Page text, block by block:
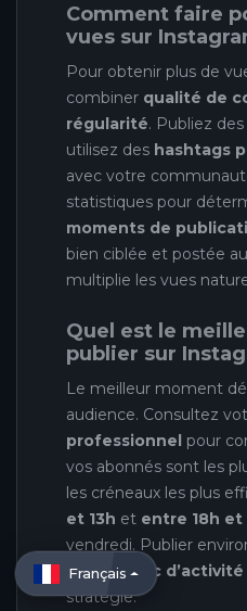
Comment faire
vues sur
Pour obtenir plus de
combiner qualité de
régularité. Publiez des
utilisez des hashtags
avec votre
statistiques pour
moments de
bien ciblée et postée
multiplie les vues
Quel est le
publier sur
Le meilleur moment
audience. Consultez
professionnel pour
vos abonnés sont les
les créneaux les plus
et 13h et entre 18h et
vendredi. Publier
avant le pic d’activité
stratégie.
Français